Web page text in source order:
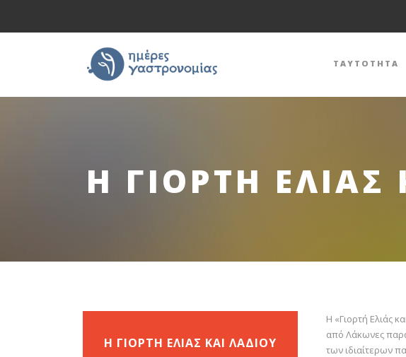
ΤΑΥΤΟΤΗΤΑ
Η ΓΙΟΡΤΗ ΕΛΙΑΣ
Η ΓΙΟΡΤΗ ΕΛΙΑΣ ΚΑΙ ΛΑΔΙΟΥ
Η «Γιορτή Ελιάς
από Λάκωνες
των ιδιαίτερων